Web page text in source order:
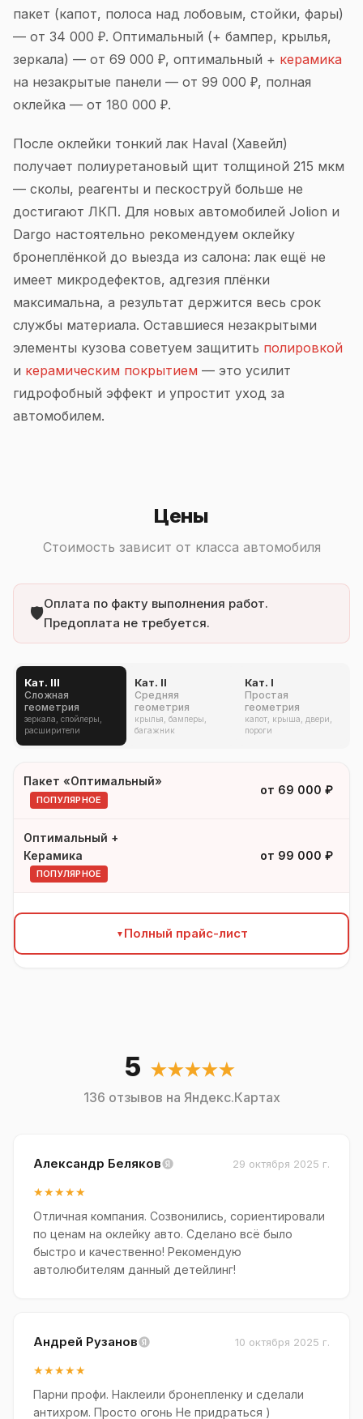
пакет (капот, полоса над лобовым, стойки, фары)
— от 34 000 ₽. Оптимальный (+ бампер, крылья,
зеркала) — от 69 000 ₽, оптимальный + керамика
на незакрытые панели — от 99 000 ₽, полная
оклейка — от 180 000 ₽.
После оклейки тонкий лак Haval (Хавейл)
получает полиуретановый щит толщиной 215 мкм
— сколы, реагенты и пескоструй больше не
достигают ЛКП. Для новых автомобилей Jolion и
Dargo настоятельно рекомендуем оклейку
бронеплёнкой до выезда из салона: лак ещё не
имеет микродефектов, адгезия плёнки
максимальна, а результат держится весь срок
службы материала. Оставшиеся незакрытыми
элементы кузова советуем защитить полировкой
и керамическим покрытием — это усилит
гидрофобный эффект и упростит уход за
автомобилем.
Цены
Стоимость зависит от класса автомобиля
🛡️
Оплата по факту выполнения работ.
Предоплата не требуется.
Кат. III
Сложная
геометрия
зеркала, спойлеры,
расширители
Кат. II
Средняя
геометрия
крылья, бамперы,
багажник
Кат. I
Простая
геометрия
капот, крыша, двери,
пороги
УСЛУГА КАТ. III
Пакет «Оптимальный»
ПОПУЛЯРНОЕ
от 69 000 ₽
Оптимальный +
Керамика
ПОПУЛЯРНОЕ
от 99 000 ₽
Полный прайс-лист
5 ★★★★★
136 отзывов на Яндекс.Картах
Александр Беляков 29 октября 2025 г.
★★★★★
Отличная компания. Созвонились, сориентировали
по ценам на оклейку авто. Сделано всё было
быстро и качественно! Рекомендую
автолюбителям данный детейлинг!
Андрей Рузанов 10 октября 2025 г.
★★★★★
Парни профи. Наклеили бронепленку и сделали
антихром. Просто огонь Не придраться )